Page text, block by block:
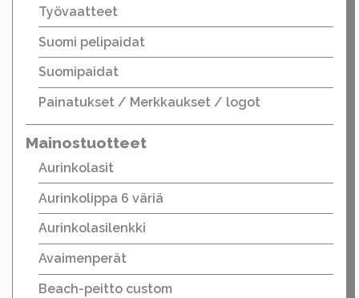
Työvaatteet
Suomi pelipaidat
Suomipaidat
Painatukset / Merkkaukset / logot
Mainostuotteet
Aurinkolasit
Aurinkolippa 6 väriä
Aurinkolasilenkki
Avaimenperät
Beach-peitto custom